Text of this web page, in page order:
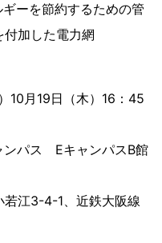
ーを節約するための管
加した電力網
月19日（木）16：45
パス EキャンパスB館
4-1、近鉄大阪線